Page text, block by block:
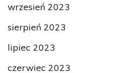
wrzesień 2023
sierpień 2023
lipiec 2023
czerwiec 2023